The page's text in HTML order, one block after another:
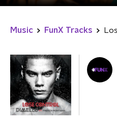
Music FunX Tracks